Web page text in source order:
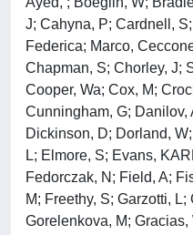
J; Cahyna, P; Cardnell,
Federica; Marco,
Chapman, S; Chorley, J;
Cooper, Wa; Cox, M;
Cunningham, G; Danilov,
Dickinson, D; Dorland,
L; Elmore, S; Evans,
Fedorczak, N; Field, A;
M; Freethy, S; Garzotti,
Gorelenkova, M; Gracias,